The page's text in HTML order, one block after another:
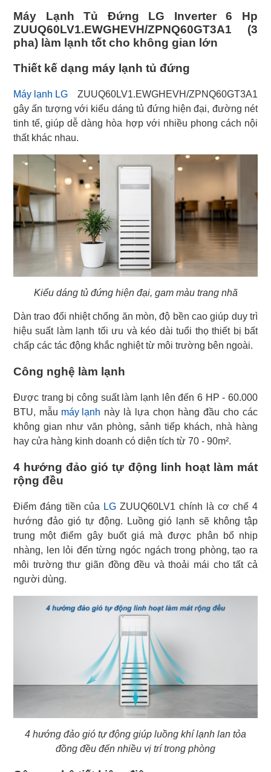
Máy Lạnh Tủ Đứng LG Inverter 6 Hp
ZUUQ60LV1.EWGHEVH/ZPNQ60GT3A1 (3
pha) làm lạnh tốt cho không gian lớn
Thiết kế dạng máy lạnh tủ đứng
Máy lạnh LG ZUUQ60LV1.EWGHEVH/ZPNQ60GT3A1
gây ấn tượng với kiểu dáng tủ đứng hiện đại, đường nét
tinh tế, giúp dễ dàng hòa hợp với nhiều phong cách nội
thất khác nhau.
Kiểu dáng tủ đứng hiện đại, gam màu trang nhã
Dàn trao đổi nhiệt chống ăn mòn, độ bền cao giúp duy trì
hiệu suất làm lạnh tối ưu và kéo dài tuổi thọ thiết bị bất
chấp các tác động khắc nghiệt từ môi trường bên ngoài.
Công nghệ làm lạnh
Được trang bị công suất làm lạnh lên đến 6 HP - 60.000
BTU, mẫu máy lạnh này là lựa chọn hàng đầu cho các
không gian như văn phòng, sảnh tiếp khách, nhà hàng
hay cửa hàng kinh doanh có diện tích từ 70 - 90m².
4 hướng đảo gió tự động linh hoạt làm mát
rộng đều
Điểm đáng tiền của LG ZUUQ60LV1 chính là cơ chế 4
hướng đảo gió tự động. Luồng gió lạnh sẽ không tập
trung một điểm gây buốt giá mà được phân bổ nhịp
nhàng, len lỏi đến từng ngóc ngách trong phòng, tạo ra
môi trường thư giãn đồng đều và thoải mái cho tất cả
người dùng.
4 hướng đảo gió tự động giúp luồng khí lạnh lan tỏa
đồng đều đến nhiều vị trí trong phòng